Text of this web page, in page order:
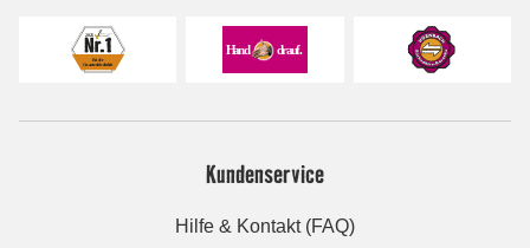
Kundenservice
Hilfe & Kontakt (FAQ)